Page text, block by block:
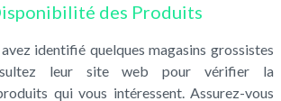
des Produits
identifié quelques magasins grossistes
leur site web pour vérifier la
qui vous intéressent. Assurez-vous